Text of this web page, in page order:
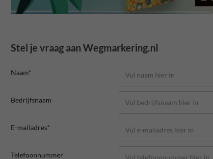
Stel je vraag aan Wegmarkering.nl
Naam*
Bedrijfsnaam
E-mailadres*
Telefoonnummer